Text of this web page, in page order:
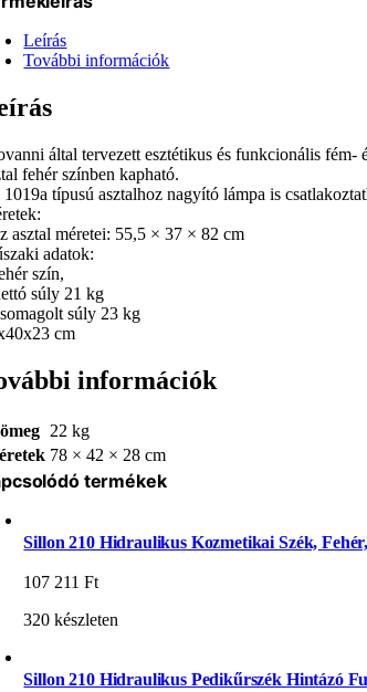
Leírás
További információk
által tervezett esztétikus és funkcionális
fehér színben kapható.
típusú asztalhoz nagyító lámpa is
asztal méretei: 55,5 × 37 × 82 cm
adatok:
szín,
súly 21 kg
súly 23 kg
cm
információk
22 kg
78 × 42 × 28 cm
termékek
Sillon 210 Hidraulikus Kozmetikai Szék,
107 211Ft
320 készleten
Sillon 210 Hidraulikus Pedikűrszék Hintázó